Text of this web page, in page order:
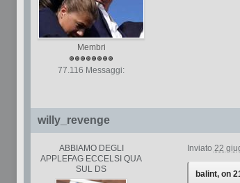
Membri
77.116 Messaggi:
willy_revenge
ABBIAMO DEGLI
APPLEFAG ECCELSI QUA
SUL DS
Inviato 22
balint, on